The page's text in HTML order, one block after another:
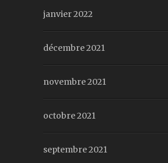
janvier 2022
décembre 2021
novembre 2021
octobre 2021
septembre 2021